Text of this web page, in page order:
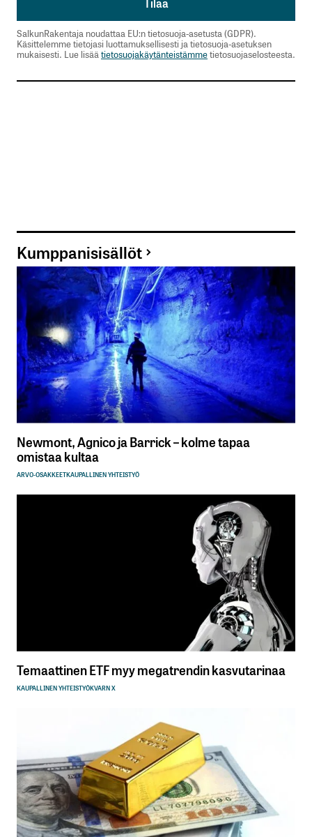
SalkunRakentaja noudattaa EU:n tietosuoja-asetusta (GDPR).
Käsittelemme tietojasi luottamuksellisesti ja tietosuoja-asetuksen
mukaisesti. Lue lisää tietosuojakäytänteistämmetietosuojaselosteesta.
Kumppanisisällöt
Newmont, Agnico ja Barrick – kolme tapaa
omistaa kultaa
ARVO-OSAKKEETKAUPALLINEN YHTEISTYÖ
Temaattinen ETF myy megatrendin kasvutarinaa
KAUPALLINEN YHTEISTYÖKVARN X